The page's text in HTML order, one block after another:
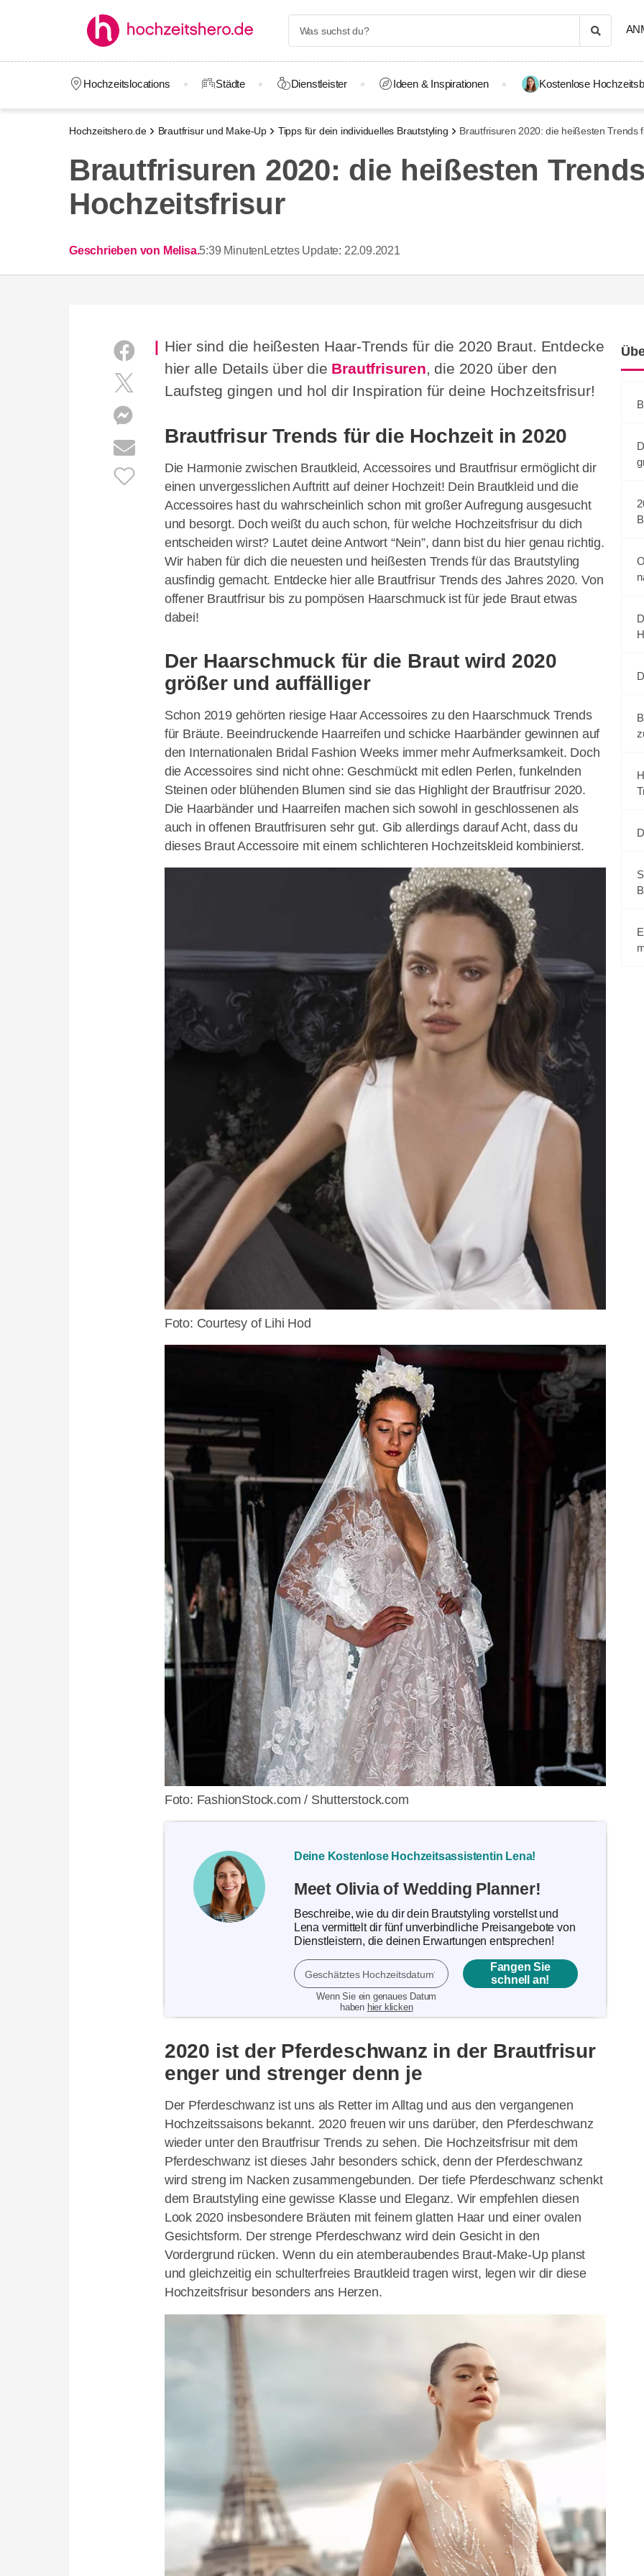
Hochzeitslocations Städte Dienstleister Ideen & Inspirationen Kostenlose
Hochzeitshero.de Brautfrisur und Make-Up Tipps für dein individuelles Brautstyling Brautfrisuren 2020: die heißesten Trends
Brautfrisuren 2020: die heißesten
Hochzeitsfrisur
Geschrieben von Melisa.5:39 Minuten Letztes Update: 22.09.2021
Hier sind die heißesten Haar-Trends für die 2020 Braut. Entdecke
hier alle Details über die Brautfrisuren, die 2020 über den
Laufsteg gingen und hol dir Inspiration für deine Hochzeitsfrisur!
Brautfrisur Trends für die Hochzeit in 2020
Die Harmonie zwischen Brautkleid, Accessoires und Brautfrisur ermöglicht dir
einen unvergesslichen Auftritt auf deiner Hochzeit! Dein Brautkleid und die
Accessoires hast du wahrscheinlich schon mit großer Aufregung ausgesucht
und besorgt. Doch weißt du auch schon, für welche Hochzeitsfrisur du dich
entscheiden wirst? Lautet deine Antwort “Nein”, dann bist du hier genau richtig.
Wir haben für dich die neuesten und heißesten Trends für das Brautstyling
ausfindig gemacht. Entdecke hier alle Brautfrisur Trends des Jahres 2020. Von
offener Brautfrisur bis zu pompösen Haarschmuck ist für jede Braut etwas
dabei!
Der Haarschmuck für die Braut wird 2020
größer und auffälliger
Schon 2019 gehörten riesige Haar Accessoires zu den Haarschmuck Trends
für Bräute. Beeindruckende Haarreifen und schicke Haarbänder gewinnen auf
den Internationalen Bridal Fashion Weeks immer mehr Aufmerksamkeit. Doch
die Accessoires sind nicht ohne: Geschmückt mit edlen Perlen, funkelnden
Steinen oder blühenden Blumen sind sie das Highlight der Brautfrisur 2020.
Die Haarbänder und Haarreifen machen sich sowohl in geschlossenen als
auch in offenen Brautfrisuren sehr gut. Gib allerdings darauf Acht, dass du
dieses Braut Accessoire mit einem schlichteren Hochzeitskleid kombinierst.
Foto: Courtesy of Lihi Hod
Foto: FashionStock.com / Shutterstock.com
Deine Kostenlose Hochzeitsassistentin Lena!
Meet Olivia of Wedding Planner!
Beschreibe, wie du dir dein Brautstyling vorstellst und
Lena vermittelt dir fünf unverbindliche Preisangebote von
Dienstleistern, die deinen Erwartungen entsprechen!
Geschätztes Hochzeitsdatum
Wenn Sie ein genaues Datum
haben hier klicken
Fangen Sie
schnell an!
2020 ist der Pferdeschwanz in der Brautfrisur
enger und strenger denn je
Der Pferdeschwanz ist uns als Retter im Alltag und aus den vergangenen
Hochzeitssaisons bekannt. 2020 freuen wir uns darüber, den Pferdeschwanz
wieder unter den Brautfrisur Trends zu sehen. Die Hochzeitsfrisur mit dem
Pferdeschwanz ist dieses Jahr besonders schick, denn der Pferdeschwanz
wird streng im Nacken zusammengebunden. Der tiefe Pferdeschwanz schenkt
dem Brautstyling eine gewisse Klasse und Eleganz. Wir empfehlen diesen
Look 2020 insbesondere Bräuten mit feinem glatten Haar und einer ovalen
Gesichtsform. Der strenge Pferdeschwanz wird dein Gesicht in den
Vordergrund rücken. Wenn du ein atemberaubendes Braut-Make-Up planst
und gleichzeitig ein schulterfreies Brautkleid tragen wirst, legen wir dir diese
Hochzeitsfrisur besonders ans Herzen.